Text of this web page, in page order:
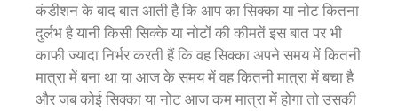
कंडीशन के बाद बात आती है कि आप का सिक्का या नोट कितना
दुर्लभ है यानी किसी सिक्के या नोटों की कीमतें इस बात पर भी
काफी ज्यादा निर्भर करती हैं कि वह सिक्का अपने समय में कितनी
मात्रा में बना था या आज के समय में वह कितनी मात्रा में बचा है
और जब कोई सिक्का या नोट आज कम मात्रा में होगा तो उसकी